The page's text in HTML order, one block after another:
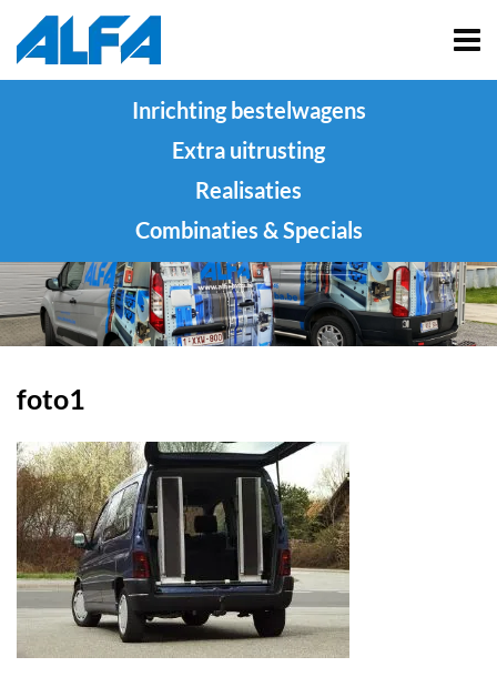
Inrichting bestelwagens
Extra uitrusting
Realisaties
Combinaties & Specials
foto1